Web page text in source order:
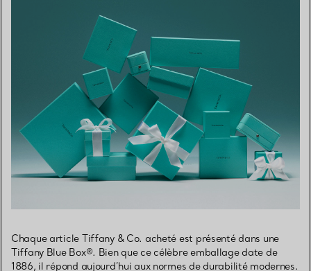
Chaque article Tiffany & Co. acheté est présenté dans une
Tiffany Blue Box®. Bien que ce célèbre emballage date de
1886, il répond aujourd’hui aux normes de durabilité modernes.